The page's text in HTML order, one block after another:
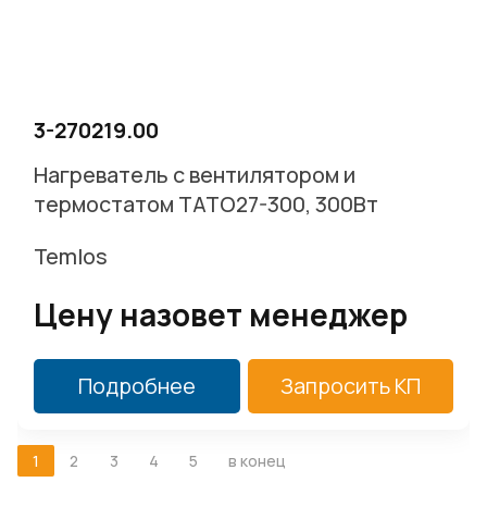
3-270219.00
Нагреватель с вентилятором и
термостатом TATO27-300, 300Вт
Temlos
Цену назовет менеджер
Подробнее Запросить КП
1 2 3 4 5 в конец